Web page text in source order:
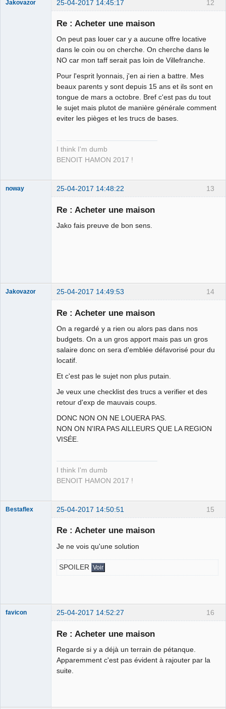
12
Jakovazor 25-04-2017 14:45:17
Re : Acheter une maison
On peut pas louer car y a aucune offre locative
dans le coin ou on cherche. On cherche dans le
NO car mon taff serait pas loin de Villefranche.
Pour l'esprit lyonnais, j'en ai rien a battre. Mes
beaux parents y sont depuis 15 ans et ils sont en
tongue de mars a octobre. Bref c'est pas du tout
le sujet mais plutot de manière générale comment
eviter les pièges et les trucs de bases.
I think I'm dumb
BENOIT HAMON 2017 !
13
noway 25-04-2017 14:48:22
Re : Acheter une maison
Jako fais preuve de bon sens.
14
Jakovazor 25-04-2017 14:49:53
Re : Acheter une maison
On a regardé y a rien ou alors pas dans nos
budgets. On a un gros apport mais pas un gros
salaire donc on sera d'emblée défavorisé pour du
locatif.
Et c'est pas le sujet non plus putain.
Je veux une checklist des trucs a verifier et des
retour d'exp de mauvais coups.
DONC NON ON NE LOUERA PAS.
NON ON N'IRA PAS AILLEURS QUE LA REGION
VISÉE.
I think I'm dumb
BENOIT HAMON 2017 !
15
Bestaflex 25-04-2017 14:50:51
Re : Acheter une maison
Je ne vois qu'une solution
SPOILER Voir
16
favicon 25-04-2017 14:52:27
Re : Acheter une maison
Regarde si y a déjà un terrain de pétanque.
Apparemment c'est pas évident à rajouter par la
suite.